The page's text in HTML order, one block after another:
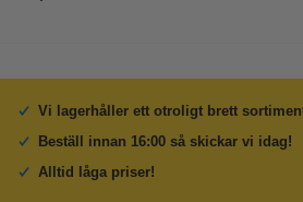
Vi lagerhåller ett otroligt brett
Beställ innan 16:00 så skickar vi idag!
Alltid låga priser!